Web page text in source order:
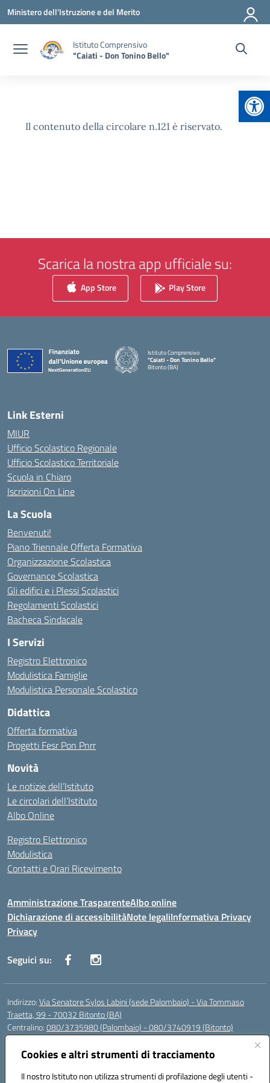
Cookies e altri strumenti di tracciamento
Il nostro Istituto non utilizza strumenti di profilazione degli utenti -
Vai ai contenuti
Vai al menu di navigazione
Vai al footer
Ministero dell'Istruzione e del Merito
Istituto Comprensivo
"Caiati - Don Tonino Bello"
Il contenuto della circolare n.121 è riservato.
Scarica la nostra app ufficiale su:
App Store Play Store
Istituto Comprensivo
"Caiati - Don Tonino Bello"
Bitonto (BA)
Link Esterni
MIUR
Ufficio Scolastico Regionale
Ufficio Scolastico Territoriale
Scuola in Chiaro
Iscrizioni On Line
La Scuola
Benvenuti!
Piano Triennale Offerta Formativa
Organizzazione Scolastica
Governance Scolastica
Gli edifici e i Plessi Scolastici
Regolamenti Scolastici
Bacheca Sindacale
I Servizi
Registro Elettronico
Modulistica Famiglie
Modulistica Personale Scolastico
Didattica
Offerta formativa
Progetti Fesr Pon Pnrr
Novità
Le notizie dell’Istituto
Le circolari dell’Istituto
Albo Online
Registro Elettronico
Modulistica
Contatti e Orari Ricevimento
Amministrazione TrasparenteAlbo online
Dichiarazione di accessibilitàNote legaliInformativa Privacy
Privacy
Seguici su:
Indirizzo:Via Senatore Sylos Labini (sede Palombaio) - Via Tommaso
Traetta, 99 - 70032 Bitonto (BA)
Centralino:080/3735980 (Palombaio) - 080/3740919 (Bitonto)
Email:
Posta elettronica certificata (PEC):baic80800a@pec.istruzione.it
Codice fiscale: 93360210723